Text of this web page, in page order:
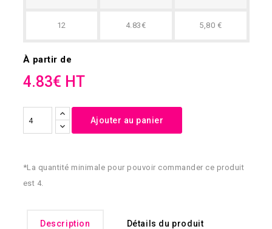
12 4.83€ 5,80 €
À partir de
4.83€ HT
Ajouter au panier
*La quantité minimale pour pouvoir commander ce produit
est 4.
Description Détails du produit